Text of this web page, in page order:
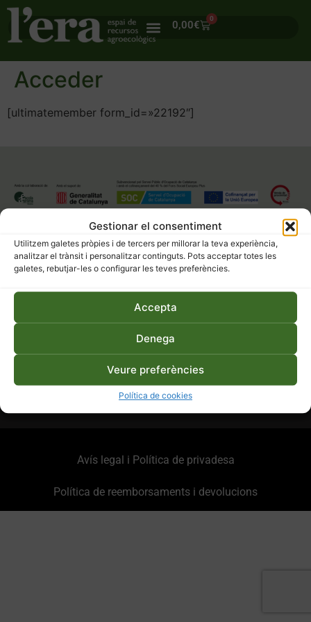
Gestionar el consentiment
Utilitzem galetes pròpies i de tercers per millorar la teva experiència,
analitzar el trànsit i personalitzar continguts. Pots acceptar totes les
galetes, rebutjar-les o configurar les teves preferències.
Accepta
Denega
Veure preferències
Política de cookies
0,00€
0
Acceder
[ultimatemember form_id=»22192″]
info@agrocultura.org
Av. Universitària, 4-6 08242-Manresa
Avís legal i Política de privadesa
Política de reemborsaments i devolucions